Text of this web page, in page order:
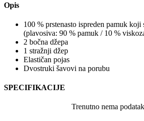
Opis
100 % prstenasto ispreden pamuk koji
(plavosiva: 90 % pamuk / 10 %
2 bočna džepa
1 stražnji džep
Elastičan pojas
Dvostruki šavovi na porubu
SPECIFIKACIJE
Trenutno nema